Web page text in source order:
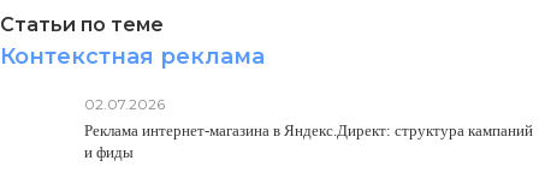
Статьи по теме
Контекстная реклама
02.07.2026
Реклама интернет-магазина в Яндекс.Директ: структура кампаний
и фиды